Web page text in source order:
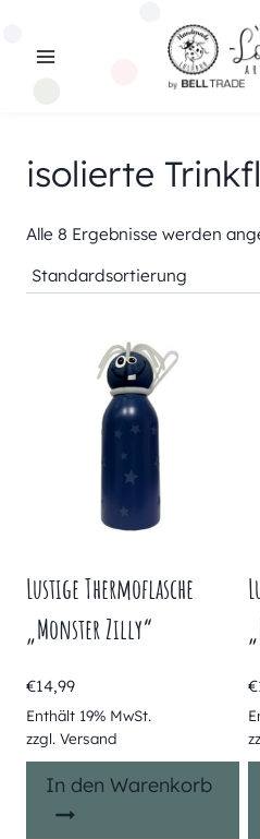
isolierte
Alle 8 Ergebnisse werden
Lustige Thermoflasche
„Monster Zilly“
€14,99
Enthält 19% MwSt.
zzgl. Versand
In den Warenkorb
€